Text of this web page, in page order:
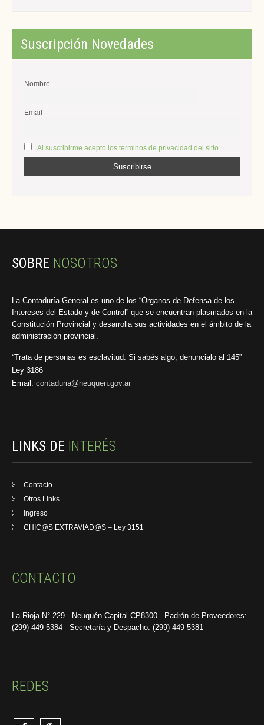
Suscripción Novedades
Nombre
Email
Al suscribirme acepto los términos de privacidad del sitio
SOBRE NOSOTROS
La Contaduría General es uno de los “Órganos de Defensa de los
Intereses del Estado y de Control” que se encuentran plasmados en la
Constitución Provincial y desarrolla sus actividades en el ámbito de la
administración provincial.
“Trata de personas es esclavitud. Si sabés algo, denuncialo al 145”
Ley 3186
Email: contaduria@neuquen.gov.ar
LINKS DE INTERÉS
Contacto
Otros Links
Ingreso
CHIC@S EXTRAVIAD@S – Ley 3151
CONTACTO
La Rioja N° 229 - Neuquén Capital CP8300 - Padrón de Proveedores:
(299) 449 5384 - Secretaría y Despacho: (299) 449 5381
REDES